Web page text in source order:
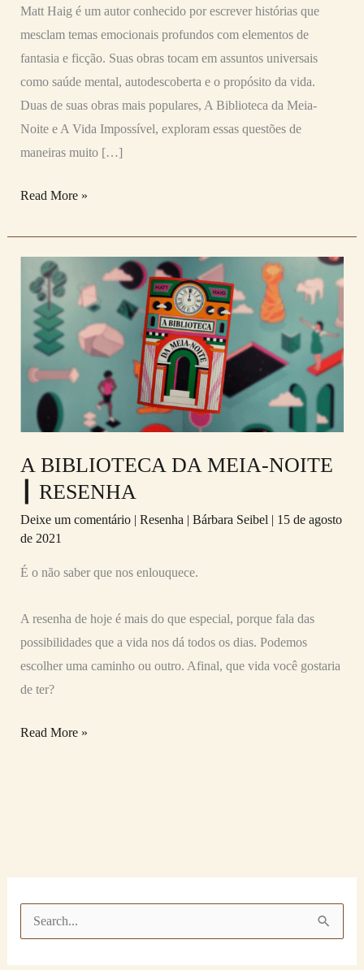
Matt Haig é um autor conhecido por escrever histórias que
mesclam temas emocionais profundos com elementos de
fantasia e ficção. Suas obras tocam em assuntos universais
como saúde mental, autodescoberta e o propósito da vida.
Duas de suas obras mais populares, A Biblioteca da Meia-
Noite e A Vida Impossível, exploram essas questões de
maneiras muito […]
Read More »
A BIBLIOTECA DA MEIA-NOITE
┃ RESENHA
Deixe um comentário | Resenha | Bárbara Seibel | 15 de agosto
de 2021
É o não saber que nos enlouquece.
A resenha de hoje é mais do que especial, porque fala das
possibilidades que a vida nos dá todos os dias. Podemos
escolher uma caminho ou outro. Afinal, que vida você gostaria
de ter?
BIBLIOTECA
DA
MEIA-
RESENHA
Read More »